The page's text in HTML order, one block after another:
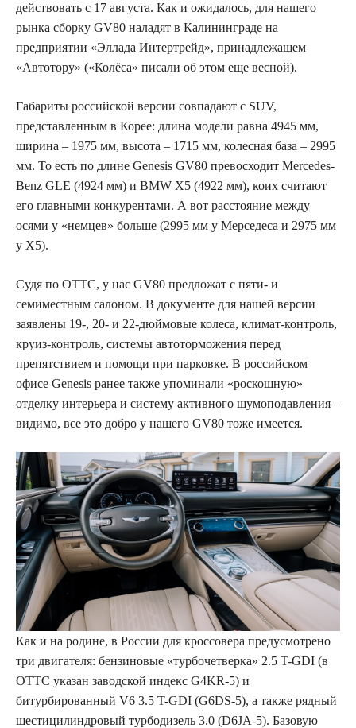
действовать с 17 августа. Как и ожидалось, для нашего
рынка сборку GV80 наладят в Калининграде на
предприятии «Эллада Интертрейд», принадлежащем
«Автотору» («Колёса» писали об этом еще весной).
Габариты российской версии совпадают с SUV,
представленным в Корее: длина модели равна 4945 мм,
ширина – 1975 мм, высота – 1715 мм, колесная база – 2995
мм. То есть по длине Genesis GV80 превосходит Mercedes-
Benz GLE (4924 мм) и BMW X5 (4922 мм), коих считают
его главными конкурентами. А вот расстояние между
осями у «немцев» больше (2995 мм у Мерседеса и 2975 мм
у X5).
Судя по ОТТС, у нас GV80 предложат с пяти- и
семиместным салоном. В документе для нашей версии
заявлены 19-, 20- и 22-дюймовые колеса, климат-контроль,
круиз-контроль, системы автоторможения перед
препятствием и помощи при парковке. В российском
офисе Genesis ранее также упоминали «роскошную»
отделку интерьера и систему активного шумоподавления –
видимо, все это добро у нашего GV80 тоже имеется.
Как и на родине, в России для кроссовера предусмотрено
три двигателя: бензиновые «турбочетверка» 2.5 T-GDI (в
ОТТС указан заводской индекс G4KR-5) и
битурбированный V6 3.5 T-GDI (G6DS-5), а также рядный
шестицилиндровый турбодизель 3.0 (D6JA-5). Базовую